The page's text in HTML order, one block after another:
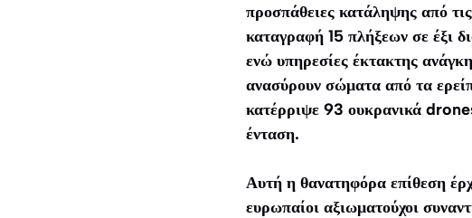
προσπάθειες κατάληψης από
καταγραφή 15 πλήξεων σε έξι
ενώ υπηρεσίες έκτακτης
ανασύρουν σώματα από τα
κατέρριψε 93 ουκρανικά
ένταση.
Αυτή η θανατηφόρα επίθεση
ευρωπαίοι αξιωματούχοι